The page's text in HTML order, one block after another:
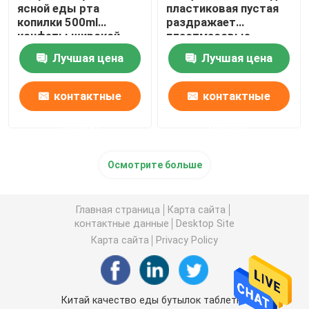
ясной еды рта
копилки 500ml
конфеты широкой
пластиковые с
крышками винта
верхними
Лучшая цена
контактные
пластиковая пустая
раздражает
пластмасовые
контейнеры широкого
рта 500ml 1000ml
Лучшая цена
контактные
Осмотрите больше
Главная страница
Карта сайта
контактные данные
Desktop Site
Карта сайта
Privacy Policy
Китай качество еды бутылок таблетки